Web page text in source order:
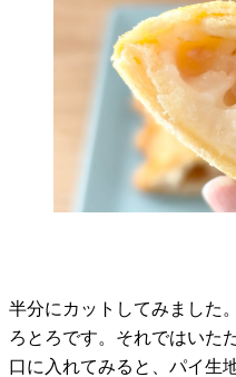
半分にカットしてみました
ろとろです。それではいた
口に入れてみると、パイ生